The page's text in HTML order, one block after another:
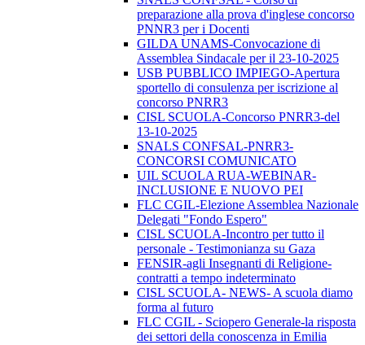
preparazione alla prova d'inglese concorso
PNNR3 per i Docenti
GILDA UNAMS-Convocazione di
Assemblea Sindacale per il 23-10-2025
USB PUBBLICO IMPIEGO-Apertura
sportello di consulenza per iscrizione al
concorso PNRR3
CISL SCUOLA-Concorso PNRR3-del
13-10-2025
SNALS CONFSAL-PNRR3-
CONCORSI COMUNICATO
UIL SCUOLA RUA-WEBINAR-
INCLUSIONE E NUOVO PEI
FLC CGIL-Elezione Assemblea Nazionale
Delegati "Fondo Espero"
CISL SCUOLA-Incontro per tutto il
personale - Testimonianza su Gaza
FENSIR-agli Insegnanti di Religione-
contratti a tempo indeterminato
CISL SCUOLA- NEWS- A scuola diamo
forma al futuro
FLC CGIL - Sciopero Generale-la risposta
dei settori della conoscenza in Emilia